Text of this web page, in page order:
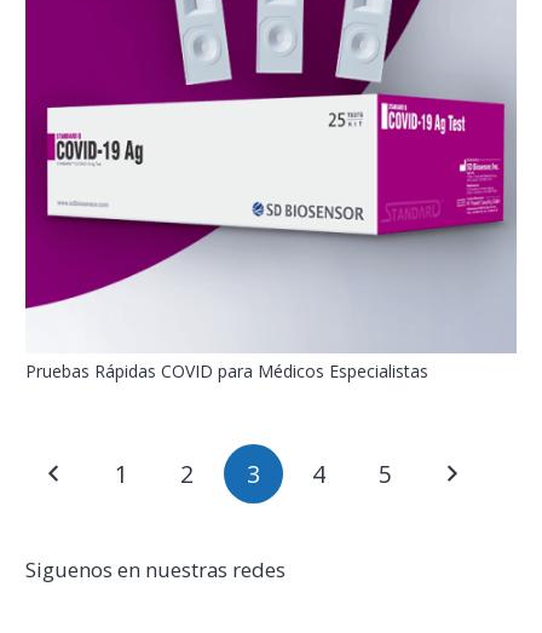
Pruebas Rápidas COVID para Médicos Especialistas
1 2 3 4 5
Siguenos en nuestras redes